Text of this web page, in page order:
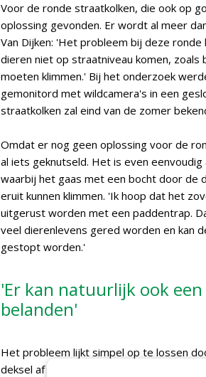
Voor de ronde straatkolken, die ook op
oplossing gevonden. Er wordt al meer
Van Dijken: 'Het probleem bij deze
dieren niet op straatniveau komen,
moeten klimmen.' Bij het onderzoek
gemonitord met wildcamera's in een
straatkolken zal eind van de zomer
Omdat er nog geen oplossing voor de
al iets geknutseld. Het is even
waarbij het gaas met een bocht door de
eruit kunnen klimmen. 'Ik hoop dat het
uitgerust worden met een paddentrap.
veel dierenlevens gered worden en kan
gestopt worden.'
'Er kan natuurlijk ook
belanden'
Het probleem lijkt simpel op te lossen
deksel af te dekken met gaas, maar dat